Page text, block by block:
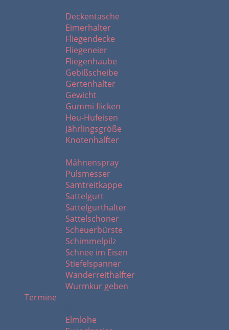
Deckentasche
Eimerhalter
Fliegendecke
Fliegeneier
Fliegenhaube
Gebißscheibe
Gertenhalter
Gewicht
Gummi flicken
Heu-Hufeisen
Jährlingsgröße
Knotenhalfter
Mähnenspray
Pulsmesser
Samtreitkappe
Sattelgurt
Sattelgurthalter
Sattelschoner
Scheuerbürste
Schimmelpilz
Schnee im Eisen
Stiefelspanner
Wanderreithalfter
Wurmkur geben
Termine
Elmlohe